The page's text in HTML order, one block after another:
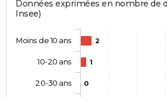
Données exprimées en nombre de
Insee)
2
1
0
Moins de 10 ans
10-20 ans
20-30 ans